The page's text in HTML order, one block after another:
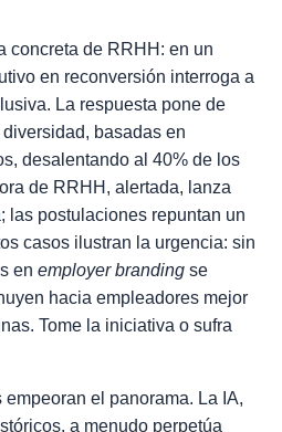
concreta de RRHH: en un
en reconversión interroga a
La respuesta pone de
basadas en
desalentando al 40% de los
de RRHH, alertada, lanza
las postulaciones repuntan un
casos ilustran la urgencia: sin
en employer branding se
hacia empleadores mejor
Tome la iniciativa o sufra
el panorama. La IA,
a menudo perpetúa